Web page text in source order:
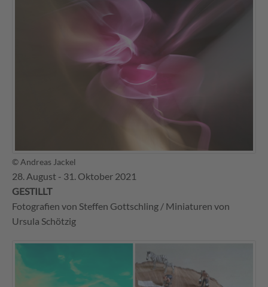
© Andreas Jackel
28. August - 31. Oktober 2021
GESTILLT
Fotografien von Steffen Gottschling / Miniaturen von
Ursula Schötzig